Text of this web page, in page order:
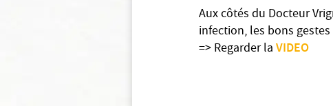
Aux côtés du Docteur
infection, les bons
=> Regarder laVIDEO